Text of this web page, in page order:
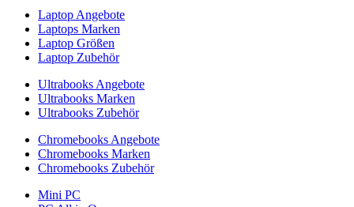
Laptop Angebote
Laptops Marken
Laptop Größen
Laptop Zubehör
Ultrabooks Angebote
Ultrabooks Marken
Ultrabooks Zubehör
Chromebooks Angebote
Chromebooks Marken
Chromebooks Zubehör
Mini PC